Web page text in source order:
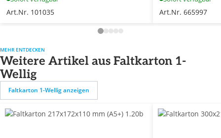
Art.Nr. 101035 Art.Nr. 665997
MEHR ENTDECKEN
Weitere Artikel aus Faltkarton 1-
Wellig
Faltkarton 1-Wellig anzeigen